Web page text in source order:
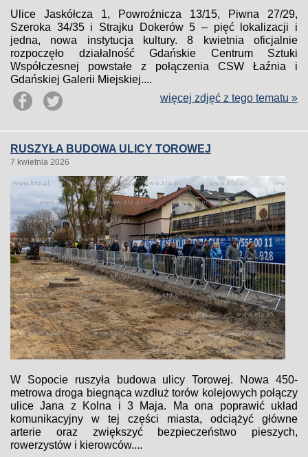
Ulice Jaskółcza 1, Powroźnicza 13/15, Piwna 27/29,
Szeroka 34/35 i Strajku Dokerów 5 – pięć lokalizacji i
jedna, nowa instytucja kultury. 8 kwietnia oficjalnie
rozpoczęło działalność Gdańskie Centrum Sztuki
Współczesnej powstałe z połączenia CSW Łaźnia i
Gdańskiej Galerii Miejskiej....
więcej zdjęć z tego tematu »
RUSZYŁA BUDOWA ULICY TOROWEJ
7 kwietnia 2026
W Sopocie ruszyła budowa ulicy Torowej. Nowa 450-
metrowa droga biegnąca wzdłuż torów kolejowych połączy
ulice Jana z Kolna i 3 Maja. Ma ona poprawić układ
komunikacyjny w tej części miasta, odciążyć główne
arterie oraz zwiększyć bezpieczeństwo pieszych,
rowerzystów i kierowców....